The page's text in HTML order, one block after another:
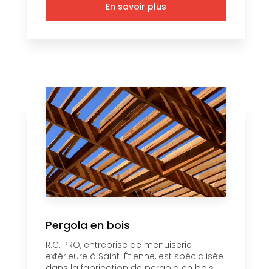
En savoir plus
Pergola en bois
R.C. PRO, entreprise de menuiserie
extérieure à Saint-Étienne, est spécialisée